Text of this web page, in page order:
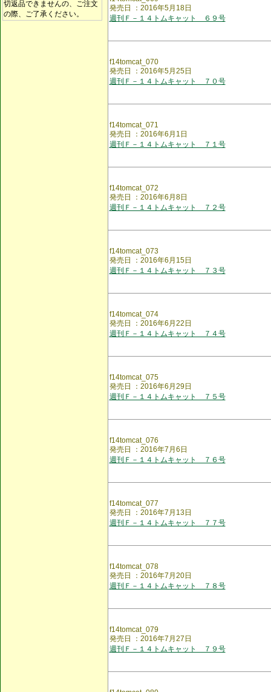
切返品できませんの、ご注文
の際、ご了承ください。
発売日 ：2016年5月18日
週刊Ｆ－１４トムキャット ６９号
f14tomcat_070
発売日 ：2016年5月25日
週刊Ｆ－１４トムキャット ７０号
f14tomcat_071
発売日 ：2016年6月1日
週刊Ｆ－１４トムキャット ７１号
f14tomcat_072
発売日 ：2016年6月8日
週刊Ｆ－１４トムキャット ７２号
f14tomcat_073
発売日 ：2016年6月15日
週刊Ｆ－１４トムキャット ７３号
f14tomcat_074
発売日 ：2016年6月22日
週刊Ｆ－１４トムキャット ７４号
f14tomcat_075
発売日 ：2016年6月29日
週刊Ｆ－１４トムキャット ７５号
f14tomcat_076
発売日 ：2016年7月6日
週刊Ｆ－１４トムキャット ７６号
f14tomcat_077
発売日 ：2016年7月13日
週刊Ｆ－１４トムキャット ７７号
f14tomcat_078
発売日 ：2016年7月20日
週刊Ｆ－１４トムキャット ７８号
f14tomcat_079
発売日 ：2016年7月27日
週刊Ｆ－１４トムキャット ７９号